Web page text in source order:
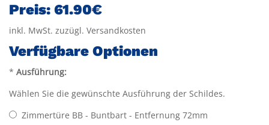
Preis: 61.90€
inkl. MwSt. zuzügl. Versandkosten
Verfügbare Optionen
* Ausführung:
Wählen Sie die gewünschte Ausführung der Schildes.
Zimmertüre BB - Buntbart - Entfernung 72mm